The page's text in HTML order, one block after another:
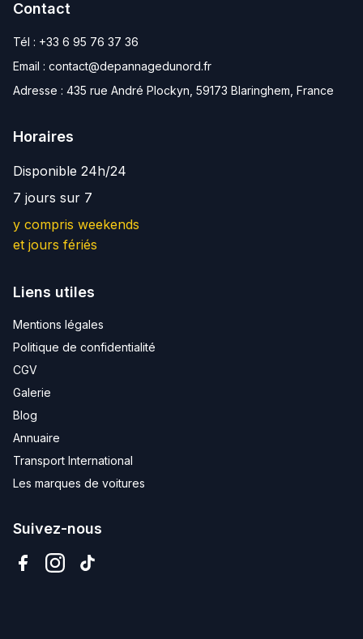
Contact
Tél : +33 6 95 76 37 36
Email : contact@depannagedunord.fr
Adresse : 435 rue André Plockyn, 59173 Blaringhem, France
Horaires
Disponible 24h/24
7 jours sur 7
y compris weekends
et jours fériés
Liens utiles
Mentions légales
Politique de confidentialité
CGV
Galerie
Blog
Annuaire
Transport International
Les marques de voitures
Suivez-nous